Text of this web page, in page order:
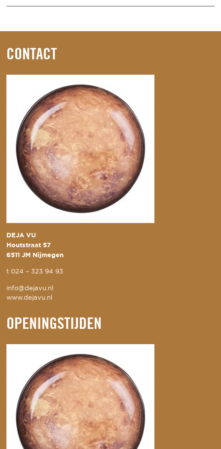
CONTACT
DEJA VU
Houtstraat 57
6511 JM Nijmegen
t024 – 323 94 93
info@dejavu.nl
www.dejavu.nl
OPENINGSTIJDEN